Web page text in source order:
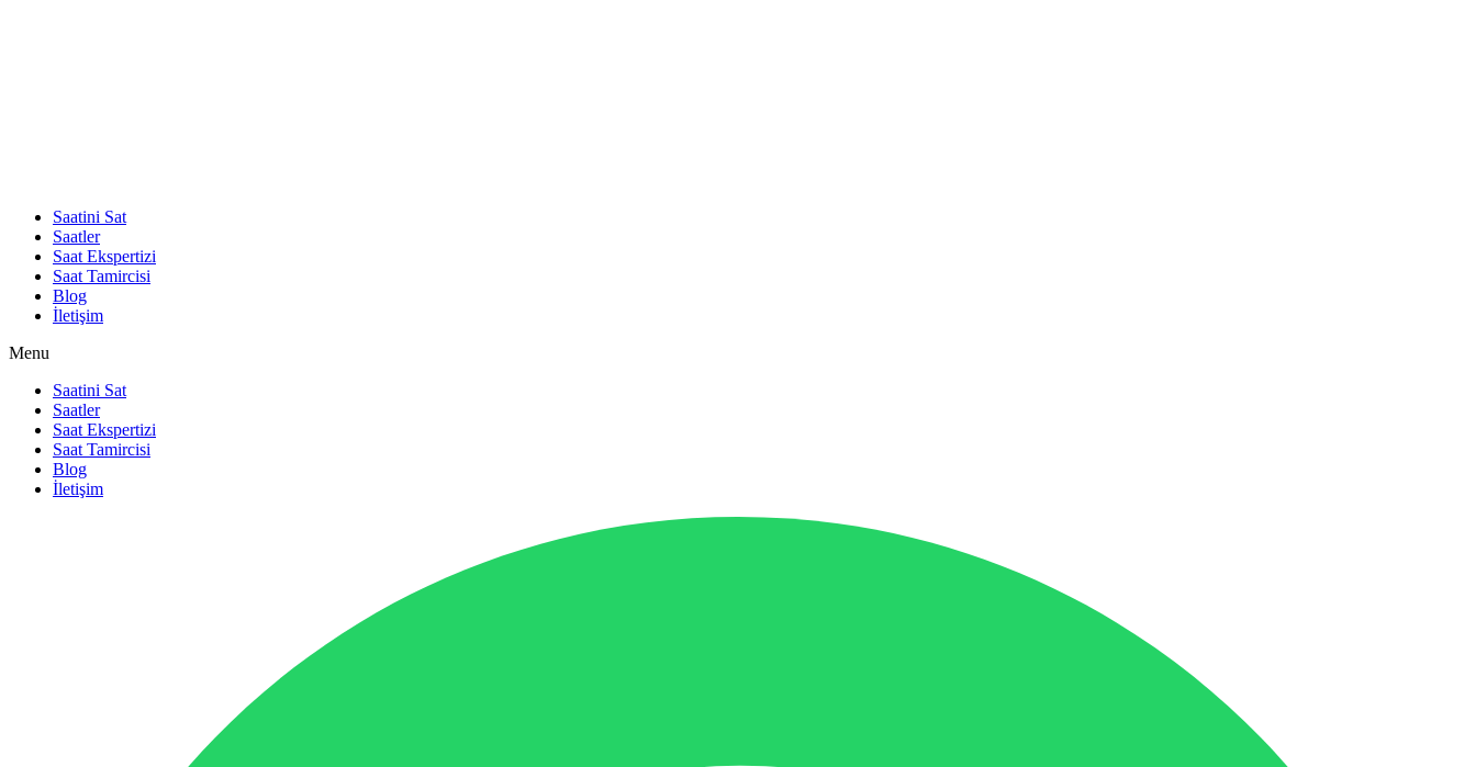
Saatini Sat
Saatler
Saat Ekspertizi
Saat Tamircisi
Blog
İletişim
Menu
Saatini Sat
Saatler
Saat Ekspertizi
Saat Tamircisi
Blog
İletişim